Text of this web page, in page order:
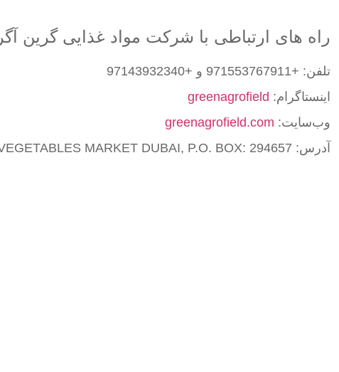
راه های ارتباطی با شرکت مواد غذایی گرین
تلفن: +971553767911 و +97143932340
اینستاگرام: greenagrofield
وب‌سایت: greenagrofield.com
آدرس: AWEER CENTRAL FRUIT AND VEGETABLES MARKET DUBAI, P.O. BOX: 294657